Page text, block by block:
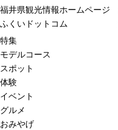
福井県観光情報ホームページ
ふくいドットコム
特集
モデルコース
スポット
体験
イベント
グルメ
おみやげ